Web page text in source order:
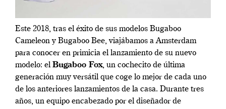
Este 2018, tras el éxito de sus modelos Bugaboo
Cameleon y Bugaboo Bee, viajábamos a Amsterdam
para conocer en primicia el lanzamiento de su nuevo
modelo: el Bugaboo Fox, un cochecito de última
generación muy versátil que coge lo mejor de cada uno
de los anteriores lanzamientos de la casa. Durante tres
años, un equipo encabezado por el diseñador de